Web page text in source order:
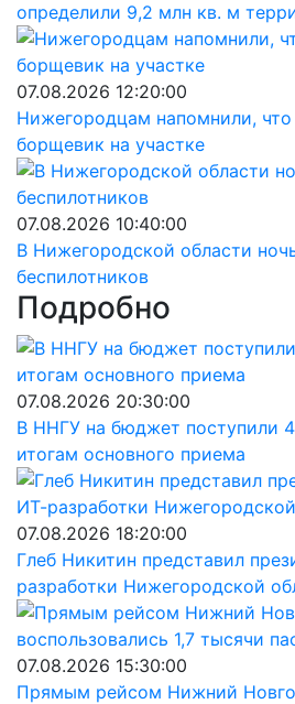
определили 9,2 млн кв. м
07.08.2026 12:20:00
Нижегородцам напомнили,
борщевик на участке
07.08.2026 10:40:00
В Нижегородской области
беспилотников
Подробно
07.08.2026 20:30:00
В ННГУ на бюджет поступили
итогам основного приема
07.08.2026 18:20:00
Глеб Никитин представил
разработки Нижегородской
07.08.2026 15:30:00
Прямым рейсом Нижний